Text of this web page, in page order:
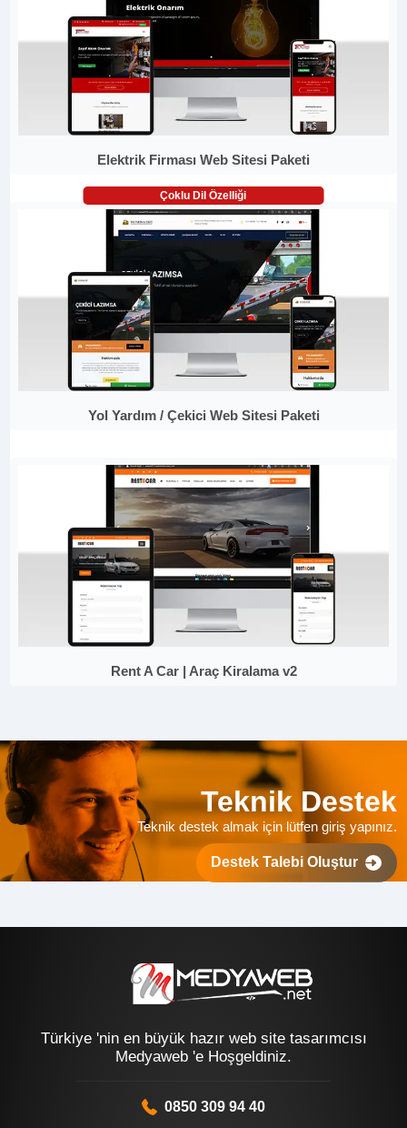
Elektrik Firması Web Sitesi Paketi
Çoklu Dil Özelliği
Yol Yardım / Çekici Web Sitesi Paketi
Rent A Car | Araç Kiralama v2
Teknik Destek
Teknik destek almak için lütfen giriş yapınız.
Destek Talebi Oluştur
Türkiye 'nin en büyük hazır web site tasarımcısı
Medyaweb 'e Hoşgeldiniz.
0850 309 94 40